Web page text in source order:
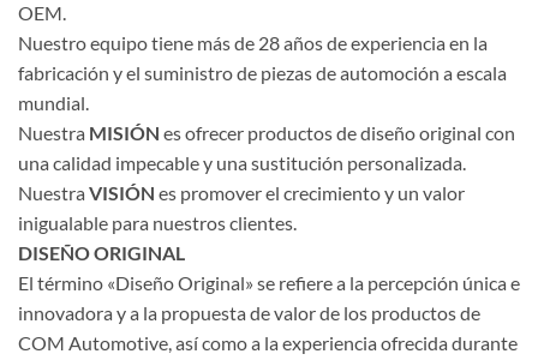
OEM.
Nuestro equipo tiene más de 28 años de experiencia en la
fabricación y el suministro de piezas de automoción a escala
mundial.
Nuestra MISIÓN es ofrecer productos de diseño original con
una calidad impecable y una sustitución personalizada.
Nuestra VISIÓN es promover el crecimiento y un valor
inigualable para nuestros clientes.
DISEÑO ORIGINAL
El término «Diseño Original» se refiere a la percepción única e
innovadora y a la propuesta de valor de los productos de
COM Automotive, así como a la experiencia ofrecida durante